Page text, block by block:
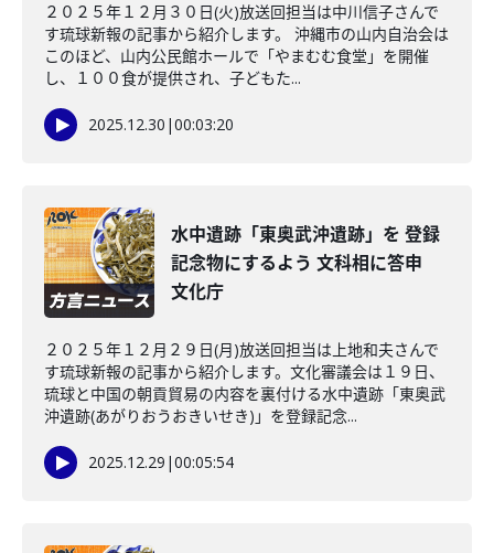
２０２５年１２月３０日(火)放送回担当は中川信子さんで
す琉球新報の記事から紹介します。 沖縄市の山内自治会は
このほど、山内公民館ホールで「やまむむ食堂」を開催
し、１００食が提供され、子どもた...
2025.12.30 |00:03:20
水中遺跡「東奥武沖遺跡」を 登録
記念物にするよう 文科相に答申
文化庁
２０２５年１２月２９日(月)放送回担当は上地和夫さんで
す琉球新報の記事から紹介します。文化審議会は１９日、
琉球と中国の朝貢貿易の内容を裏付ける水中遺跡「東奥武
沖遺跡(あがりおうおきいせき)」を登録記念...
2025.12.29 |00:05:54